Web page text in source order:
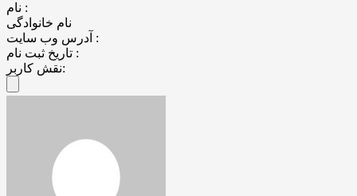
نام :
نام خانوادگی
آدرس وب سایت :
تاریخ ثبت نام :
نقش کاربر: